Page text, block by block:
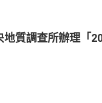
地質調查所辦理「